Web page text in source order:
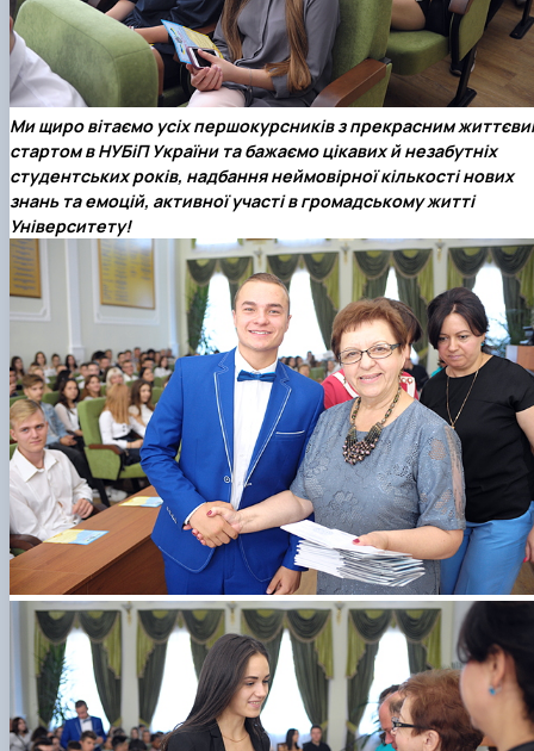
Ми щиро вітаємо усіх першокурсників з прекрасним
стартом вНУБіП України та бажаємо цікавих й незабутніх
студентських років, надбання неймовірної кількості нових
знань та емоцій, активної участі в громадському житті
Університету!